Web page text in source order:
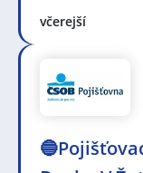
včerejší